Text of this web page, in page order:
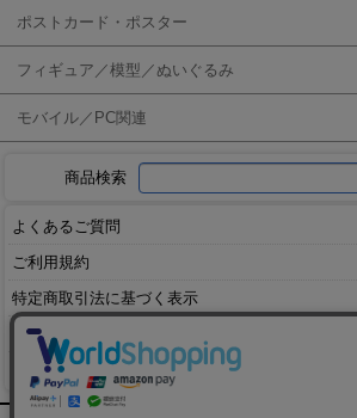
ポストカード・ポスター
フィギュア／模型／ぬいぐるみ
モバイル／PC関連
商品検索
よくあるご質問
ご利用規約
特定商取引法に基づく表示
送料とお支払い方法について
個人情報の取扱いについて